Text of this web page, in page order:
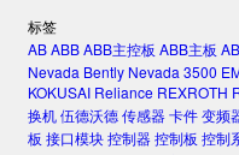
标签
ABABBABB主控板 ABB主板
Nevada Bently Nevada 3500
KOKUSAI Reliance REXROTH
换机伍德沃德传感器卡件变频
板 接口模块控制器控制板 控制